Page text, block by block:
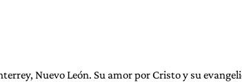
Nuevo León. Su amor por Cristo y su